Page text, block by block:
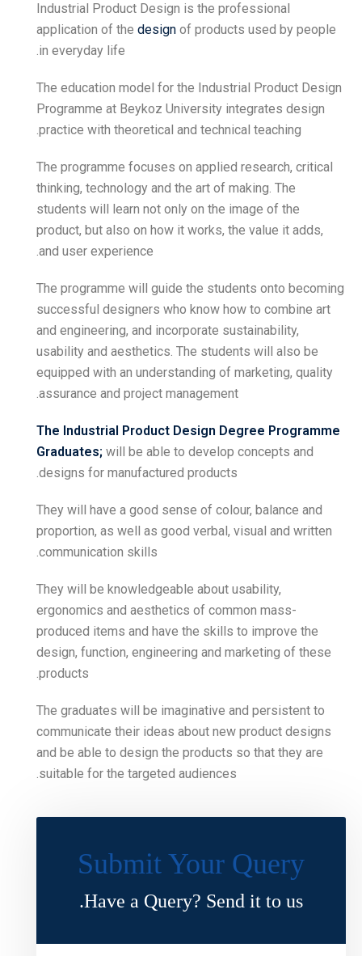
Industrial Product Design
application of thedesign
The education model for
Programme at Beykoz
practice with theoretical
The programme focuses
thinking, technology and
students will learn not
product, but also on how
The programme will
successful designers
and engineering, and
usability and aesthetics.
equipped with an
assurance and project
The Industrial Product
Graduates;will be able
designs for manufactured
They will have a good
proportion, as well as
They will be
ergonomics and
produced items and have
design, function,
The graduates will be
communicate their ideas
and be able to design the
suitable for the targeted
Submit
Have a